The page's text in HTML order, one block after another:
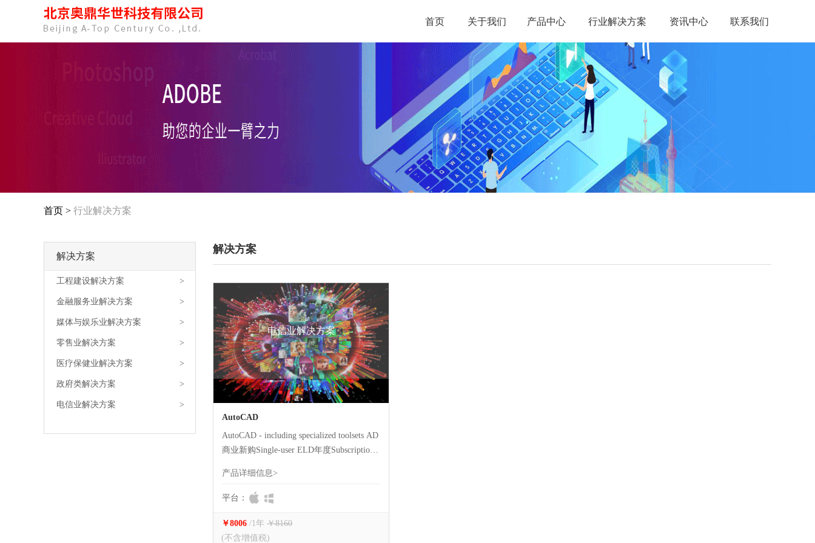
首页 关于我们 产品中心 行业解决方案 资讯中心 联系我们
首页 > 行业解决方案
解决方案
工程建设解决方案 >
金融服务业解决方案 >
媒体与娱乐业解决方案 >
零售业解决方案 >
医疗保健业解决方案 >
政府类解决方案 >
电信业解决方案 >
解决方案
电信业解决方案
AutoCAD
AutoCAD - including specialized toolsets AD
商业新购Single-user ELD年度Subscription
可包括AutoCAD 专业化工具组合和应用
产品详细信息>
平台：
￥8006 /1年 ￥8160
(不含增值税)